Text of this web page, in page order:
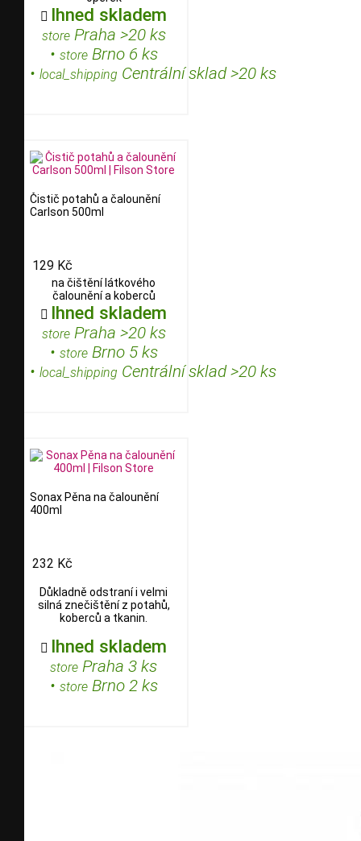
 Ihned skladem
storePraha >20 ks
• storeBrno 6 ks
• local_shipping Centrální sklad >20 ks
Čistič potahů a čalounění
Carlson 500ml
129 Kč
na čištění látkového
čalounění a koberců
 Ihned skladem
storePraha >20 ks
• storeBrno 5 ks
• local_shipping Centrální sklad >20 ks
Sonax Pěna na čalounění
400ml
232 Kč
Důkladně odstraní i velmi
silná znečištění z potahů,
koberců a tkanin.
 Ihned skladem
store Praha 3 ks
• storeBrno 2 ks